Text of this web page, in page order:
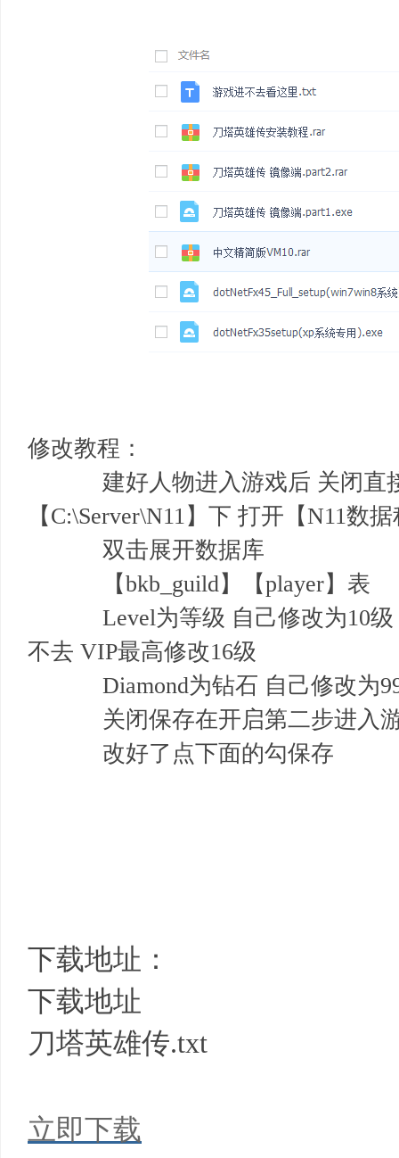
修改教程：
建好人物进入游戏后 关闭
【C:\Server\N11】下 打开【N11数
双击展开数据库
【bkb_guild】【player】表
Level为等级 自己修改为10级
不去 VIP最高修改16级
Diamond为钻石 自己修改为
关闭保存在开启第二步进入
改好了点下面的勾保存
下载地址：
下载地址
刀塔英雄传.txt
立即下载